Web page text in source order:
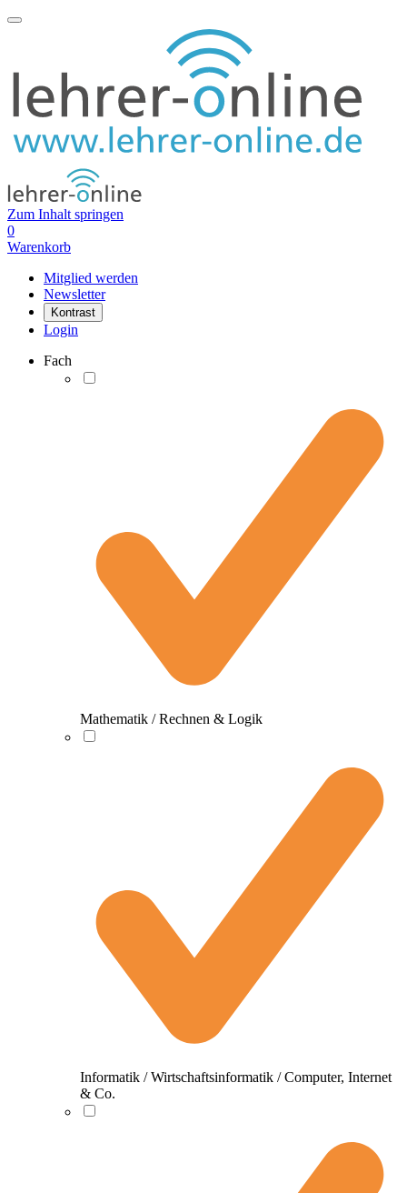
Zum Inhalt springen
0
Warenkorb
Mitglied werden
Newsletter
Kontrast
Login
Fach
Mathematik / Rechnen & Logik
Informatik / Wirtschaftsinformatik / Computer, Internet
& Co.